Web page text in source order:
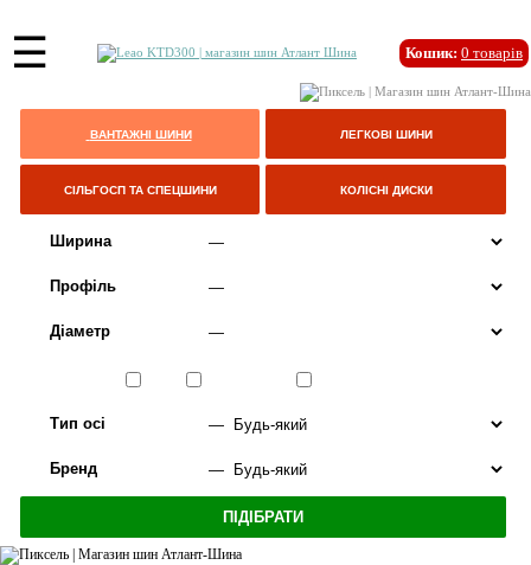
☰ Кошик: 0 товарів
ВАНТАЖНІ ШИНИ ЛЕГКОВІ ШИНИ
СІЛЬГОСП ТА СПЕЦШИНИ КОЛІСНІ ДИСКИ
Ширина
Профіль
Діаметр
Тип осі
Бренд